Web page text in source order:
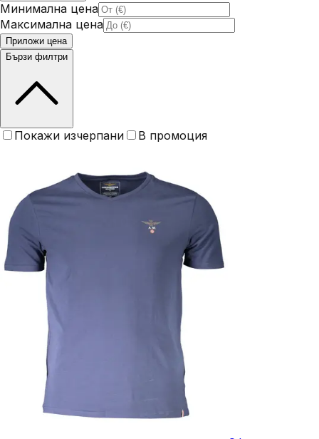
Минимална цена
Максимална цена
Приложи цена
Бързи филтри
Покажи изчерпани В промоция